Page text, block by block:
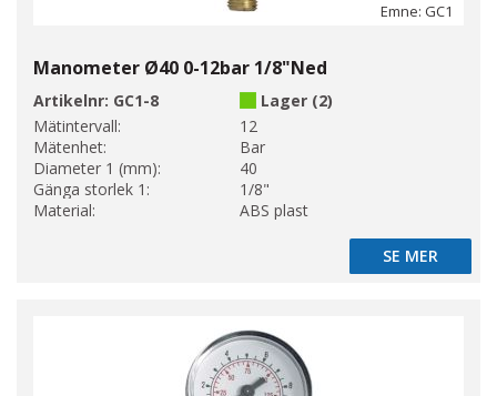
Emne: GC1
Manometer Ø40 0-12bar 1/8"Ned
Artikelnr: GC1-8
Lager (2)
Mätintervall:
12
Mätenhet:
Bar
Diameter 1 (mm):
40
Gänga storlek 1:
1/8"
Material:
ABS plast
SE MER
SE MER